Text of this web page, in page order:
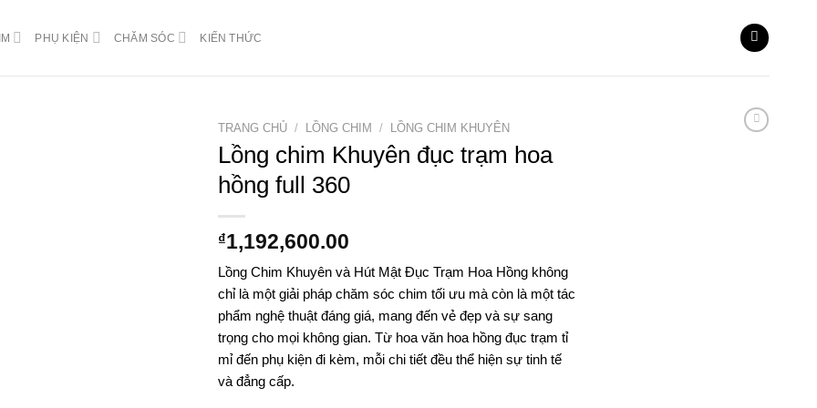
PHỤ KIỆN CHĂM SÓC KIẾN THỨC
TRANG CHỦ / LỒNG CHIM / LỒNG CHIM KHUYÊN
Lồng chim Khuyên đục trạm hoa
hồng full 360
₫1,192,600.00
Lồng Chim Khuyên và Hút Mật Đục Trạm Hoa Hồng không
chỉ là một giải pháp chăm sóc chim tối ưu mà còn là một tác
phẩm nghệ thuật đáng giá, mang đến vẻ đẹp và sự sang
trọng cho mọi không gian. Từ hoa văn hoa hồng đục trạm tỉ
mỉ đến phụ kiện đi kèm, mỗi chi tiết đều thể hiện sự tinh tế
và đẳng cấp.